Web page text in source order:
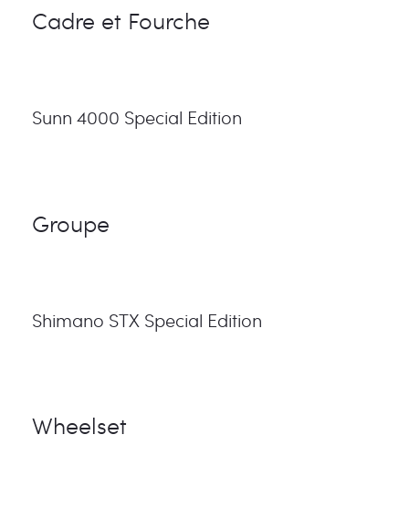
Cadre et Fourche
Sunn 4000 Special Edition
Groupe
Shimano STX Special Edition
Wheelset